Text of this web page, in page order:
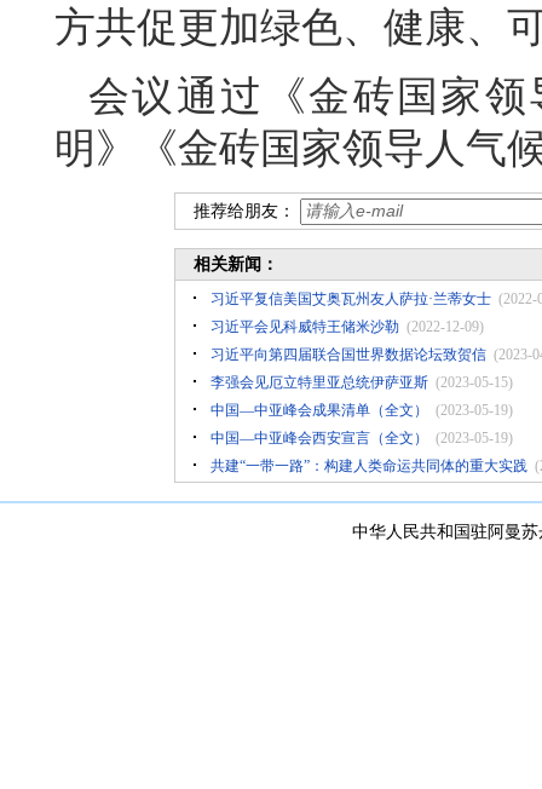
方共促更加绿色、健康、
会议通过《金砖国家
明》《金砖国家领导人气
推荐给朋友：
相关新闻：
习近平复信美国艾奥瓦州友人萨拉·兰蒂女士 (2022-
习近平会见科威特王储米沙勒 (2022-12-09)
习近平向第四届联合国世界数据论坛致贺信 (2023-
李强会见厄立特里亚总统伊萨亚斯 (2023-05-15)
中国—中亚峰会成果清单（全文）
(2023-05-19)
中国—中亚峰会西安宣言（全文）
(2023-05-19)
共建“一带一路”：构建人类命运共同体的重大实践
中华人民共和国驻阿曼